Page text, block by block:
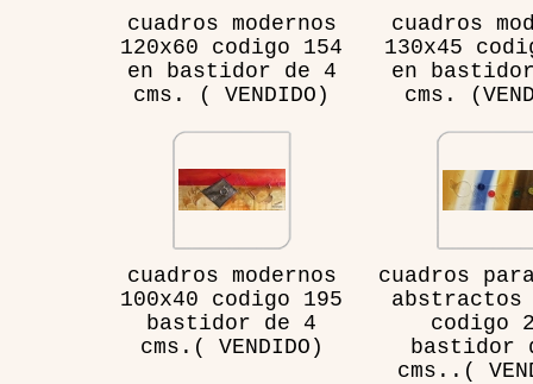
cuadros modernos
120x60 codigo 154
en bastidor de 4
cms. ( VENDIDO)
cuadros
130x45
en
cms.
cuadros modernos
100x40 codigo 195
bastidor de 4
cms.( VENDIDO)
cuadros
abstractos
codigo
bastidor
cms..(